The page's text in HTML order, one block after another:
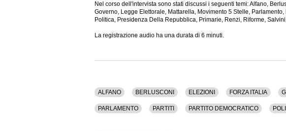
Nel corso dell'intervista sono stati discussi i seguenti temi: Alfano,
Governo, Legge Elettorale, Mattarella, Movimento 5 Stelle,
Politica, Presidenza Della Repubblica, Primarie, Renzi, Riforme,
La registrazione audio ha una durata di 6 minuti.
ALFANO BERLUSCONI ELEZIONI FORZA ITALIA
PARLAMENTO PARTITI PARTITO DEMOCRATICO